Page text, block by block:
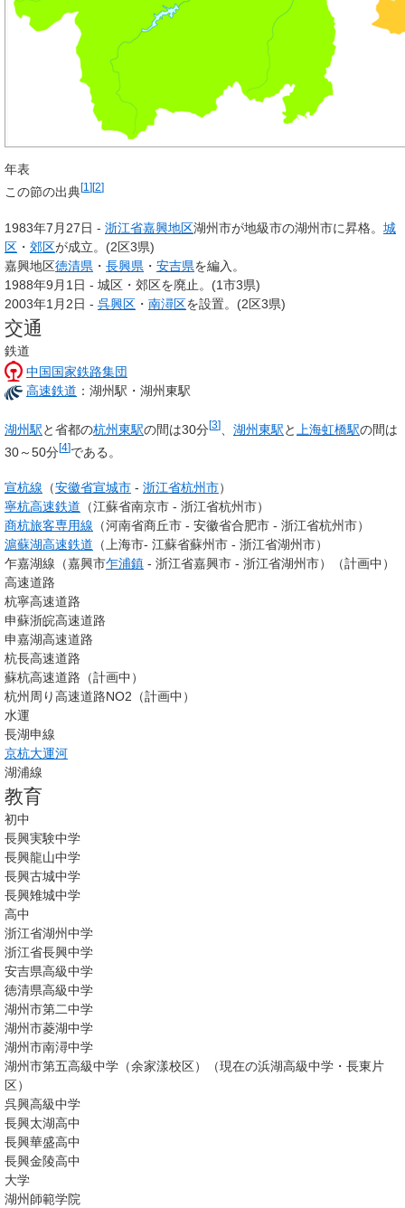
年表
この節の出典[1 ][2]
1983年7月27日 - 浙江省嘉興地区湖州市が地級市の湖州市に昇格。 城
区 ・ 郊区が成立。(2区3県)
嘉興地区徳清県 ・ 長興県 ・ 安吉県を編入。
1988年9月1日 - 城区・郊区を廃止。(1市3県)
2003年1月2日 - 呉興区 ・ 南潯区を設置。(2区3県)
交通
鉄道
中国国家鉄路集団
高速鉄道 ：湖州駅・湖州東駅
湖州駅と省都の杭州東駅の間は30分[3] 湖州東駅と 上海虹橋駅の間は
30～50分[4]である。
宣杭線 （安徽省宣城市 - 浙江省杭州市）
寧杭高速鉄道 （江蘇省南京市 - 浙江省杭州市）
商杭旅客専用線 （河南省商丘市 - 安徽省合肥市 - 浙江省杭州市）
滬蘇湖高速鉄道 （上海市- 江蘇省蘇州市 - 浙江省湖州市）
乍嘉湖線（嘉興市乍浦鎮 - 浙江省嘉興市 - 浙江省湖州市）（計画中）
高速道路
杭寧高速道路
申蘇浙皖高速道路
申嘉湖高速道路
杭長高速道路
蘇杭高速道路（計画中）
杭州周り高速道路NO2（計画中）
水運
長湖申線
京杭大運河
湖浦線
教育
初中
長興実験中学
長興龍山中学
長興古城中学
長興雉城中学
高中
浙江省湖州中学
浙江省長興中学
安吉県高級中学
徳清県高級中学
湖州市第二中学
湖州市菱湖中学
湖州市南潯中学
湖州市第五高級中学（余家漾校区）（現在の浜湖高級中学・長東片
区）
呉興高級中学
長興太湖高中
長興華盛高中
長興金陵高中
大学
湖州師範学院